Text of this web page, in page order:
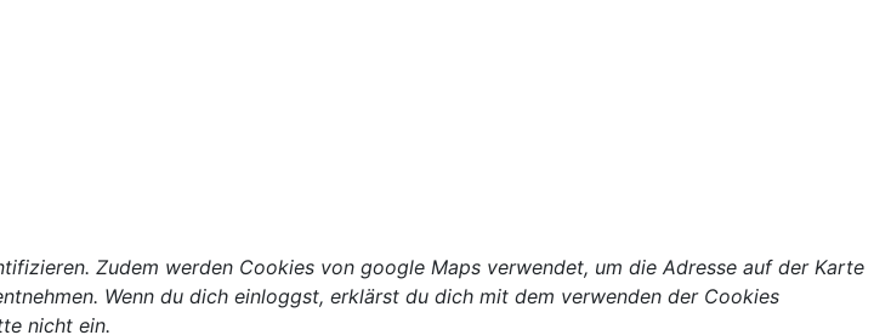
Zudem werden Cookies von google Maps verwendet, um die Adresse auf der Karte
Wenn du dich einloggst, erklärst du dich mit dem verwenden der Cookies
nicht ein.